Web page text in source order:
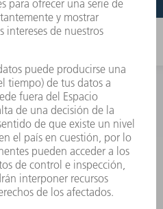
frecuentes
de venta
de Repuestos
657 36 70